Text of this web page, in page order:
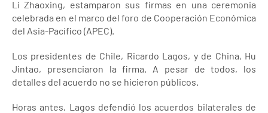
Li Zhaoxing, estamparon sus firmas en una ceremonia
celebrada en el marco del foro de Cooperación Económica
del Asia-Pacífico (APEC).
Los presidentes de Chile, Ricardo Lagos, y de China, Hu
Jintao, presenciaron la firma. A pesar de todos, los
detalles del acuerdo no se hicieron públicos.
Horas antes, Lagos defendió los acuerdos bilaterales de